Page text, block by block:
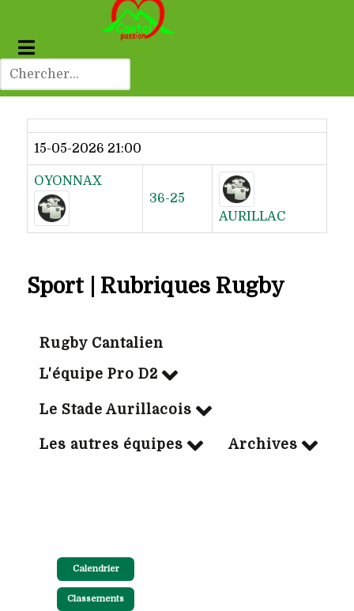
Dernier résultat
15-05-2026 21:00
OYONNAX
36-25
AURILLAC
Sport | Rubriques Rugby
Rugby Cantalien
L'équipe Pro D2
Le Stade Aurillacois
Les autres équipes Archives
Calendrier
Classements